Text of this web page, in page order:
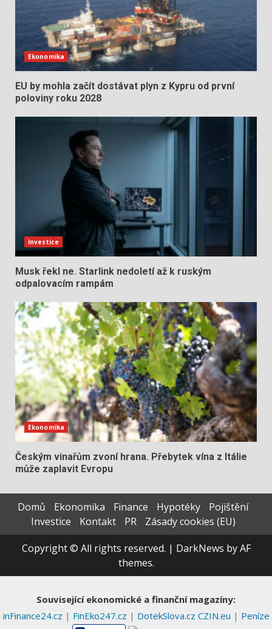
Ekonomika
EU by mohla začít dostávat plyn z Kypru od první
poloviny roku 2028
Investice
Musk řekl ne. Starlink nedoletí až k ruským
odpalovacím rampám
Ekonomika
Českým vinařům zvoní hrana. Přebytek vína z Itálie
může zaplavit Evropu
Domů Ekonomika Finance Hypotéky
Pojištění
Investice
Kontakt PR
Zásady cookies (EU)
Copyright © All rights reserved. | DarkNews by AF
themes.
Související ekonomické a finanční magazíny:
inFinance24.cz | FinEko247.cz | DotekSlova.cz CZIN.eu | Peníze